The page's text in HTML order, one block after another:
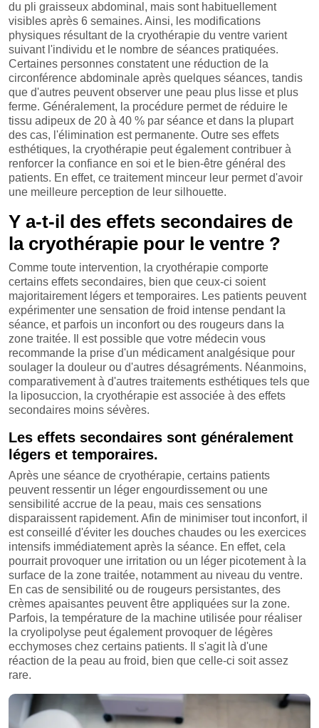
du pli graisseux abdominal, mais sont habituellement
visibles après 6 semaines. Ainsi, les modifications
physiques résultant de la cryothérapie du ventre varient
suivant l'individu et le nombre de séances pratiquées.
Certaines personnes constatent une réduction de la
circonférence abdominale après quelques séances, tandis
que d'autres peuvent observer une peau plus lisse et plus
ferme. Généralement, la procédure permet de réduire le
tissu adipeux de 20 à 40 % par séance et dans la plupart
des cas, l'élimination est permanente. Outre ses effets
esthétiques, la cryothérapie peut également contribuer à
renforcer la confiance en soi et le bien-être général des
patients. En effet, ce traitement minceur leur permet d'avoir
une meilleure perception de leur silhouette.
Y a-t-il des effets secondaires de
la cryothérapie pour le ventre ?
Comme toute intervention, la cryothérapie comporte
certains effets secondaires, bien que ceux-ci soient
majoritairement légers et temporaires. Les patients peuvent
expérimenter une sensation de froid intense pendant la
séance, et parfois un inconfort ou des rougeurs dans la
zone traitée. Il est possible que votre médecin vous
recommande la prise d'un médicament analgésique pour
soulager la douleur ou d'autres désagréments. Néanmoins,
comparativement à d'autres traitements esthétiques tels que
la liposuccion, la cryothérapie est associée à des effets
secondaires moins sévères.
Les effets secondaires sont généralement
légers et temporaires.
Après une séance de cryothérapie, certains patients
peuvent ressentir un léger engourdissement ou une
sensibilité accrue de la peau, mais ces sensations
disparaissent rapidement. Afin de minimiser tout inconfort, il
est conseillé d'éviter les douches chaudes ou les exercices
intensifs immédiatement après la séance. En effet, cela
pourrait provoquer une irritation ou un léger picotement à la
surface de la zone traitée, notamment au niveau du ventre.
En cas de sensibilité ou de rougeurs persistantes, des
crèmes apaisantes peuvent être appliquées sur la zone.
Parfois, la température de la machine utilisée pour réaliser
la cryolipolyse peut également provoquer de légères
ecchymoses chez certains patients. Il s'agit là d'une
réaction de la peau au froid, bien que celle-ci soit assez
rare.